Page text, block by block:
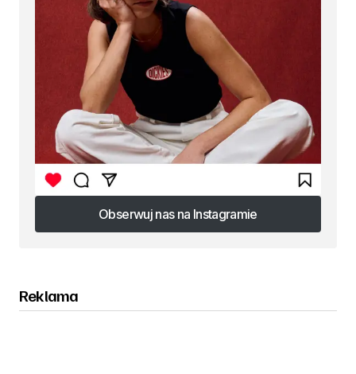
Obserwuj nas na Instagramie
Obserwuj nas na Instagramie
Reklama